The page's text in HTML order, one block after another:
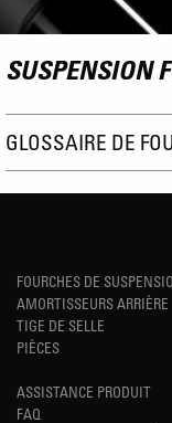
SUSPENSION
GLOSSAIRE DE
FOURCHES DE
AMORTISSEURS ARRIÈRE
TIGE DE SELLE
PIÈCES
ASSISTANCE PRODUIT
FAQ